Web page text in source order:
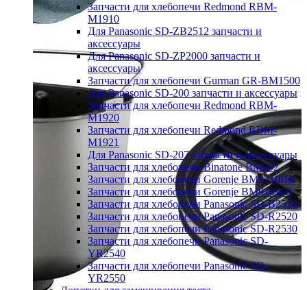
Запчасти для хлебопечи Redmond RBM-
M1910
Для Panasonic SD-ZB2512 запчасти и
аксессуары
Для Panasonic SD-ZP2000 запчасти и
аксессуары
Запчасти для хлебопечи Gurman GR-BM1500
Для Panasonic SD-200 запчасти и аксессуары
Запчасти для хлебопечи Redmond RBM-
M1920
Запчасти для хлебопечи Redmond RBM-
M1921
Для Panasonic SD-207 запчасти и аксессуары
Запчасти для хлебопечи Binatone BM202
Запчасти для хлебопечи Gorenje BM1210BK
Запчасти для хлебопечи Gorenje BM910WII
Запчасти для хлебопечи Panasonic SD-B2510
Запчасти для хлебопечи Panasonic SD-R2520
Запчасти для хлебопечи Panasonic SD-R2530
Запчасти для хлебопечи Panasonic SD-
YR2540
Запчасти для хлебопечи Panasonic SD-
YR2550